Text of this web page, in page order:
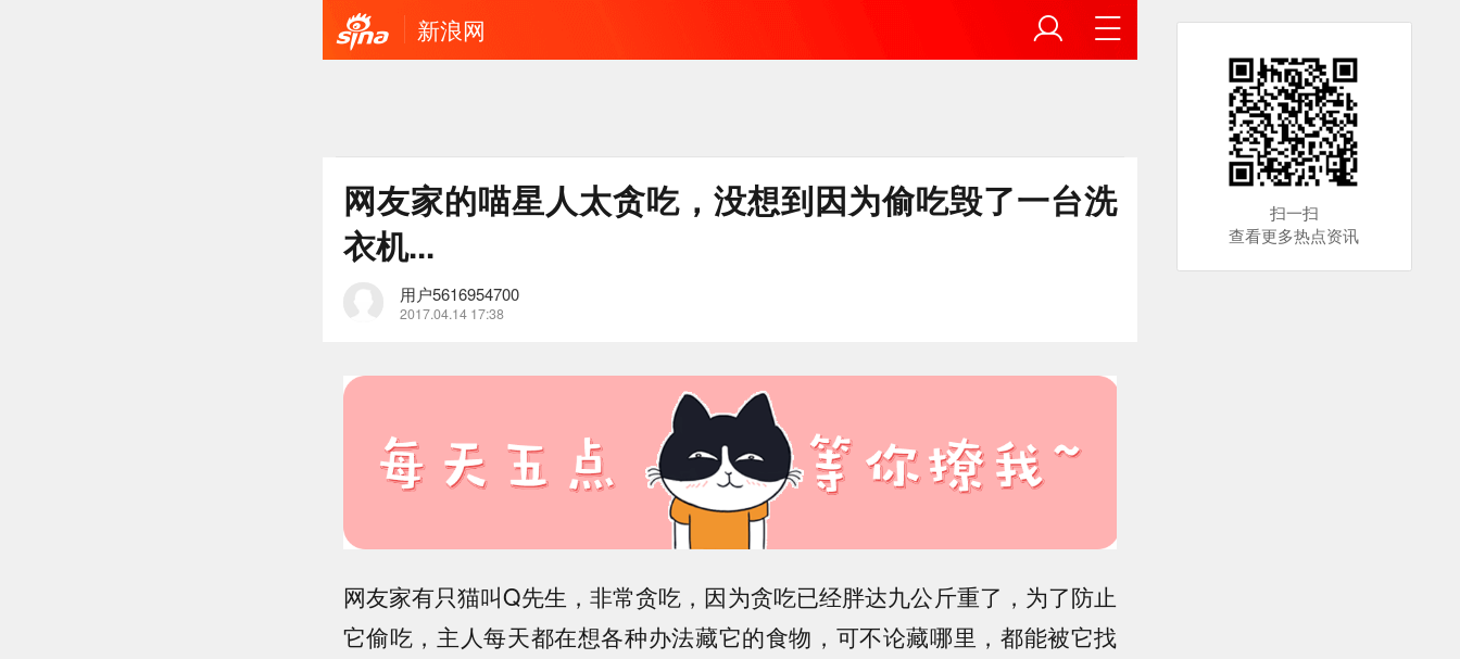
新浪网
网友家的喵星人太贪吃，没想到因为偷吃毁了一台洗
衣机...
用户5616954700
2017.04.14 17:38
网友家有只猫叫Q先生，非常贪吃，因为贪吃已经胖达九公斤重了，为了防止
它偷吃，主人每天都在想各种办法藏它的食物，可不论藏哪里，都能被它找
扫一扫
查看更多热点资讯